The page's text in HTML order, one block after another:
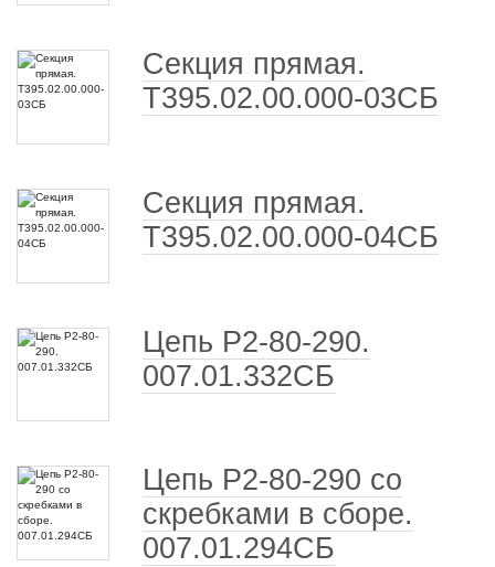
Секция прямая.
Т395.02.00.000-03СБ
Секция прямая.
Т395.02.00.000-04СБ
Цепь Р2-80-290.
007.01.332СБ
Цепь Р2-80-290 со
скребками в сборе.
007.01.294СБ